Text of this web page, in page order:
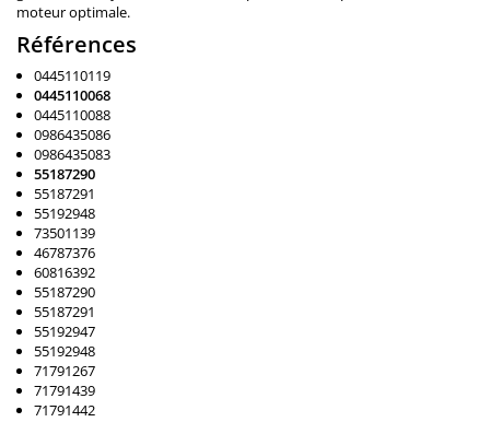
moteur optimale.
Références
0445110119
0445110068
0445110088
0986435086
0986435083
55187290
55187291
55192948
73501139
46787376
60816392
55187290
55187291
55192947
55192948
71791267
71791439
71791442